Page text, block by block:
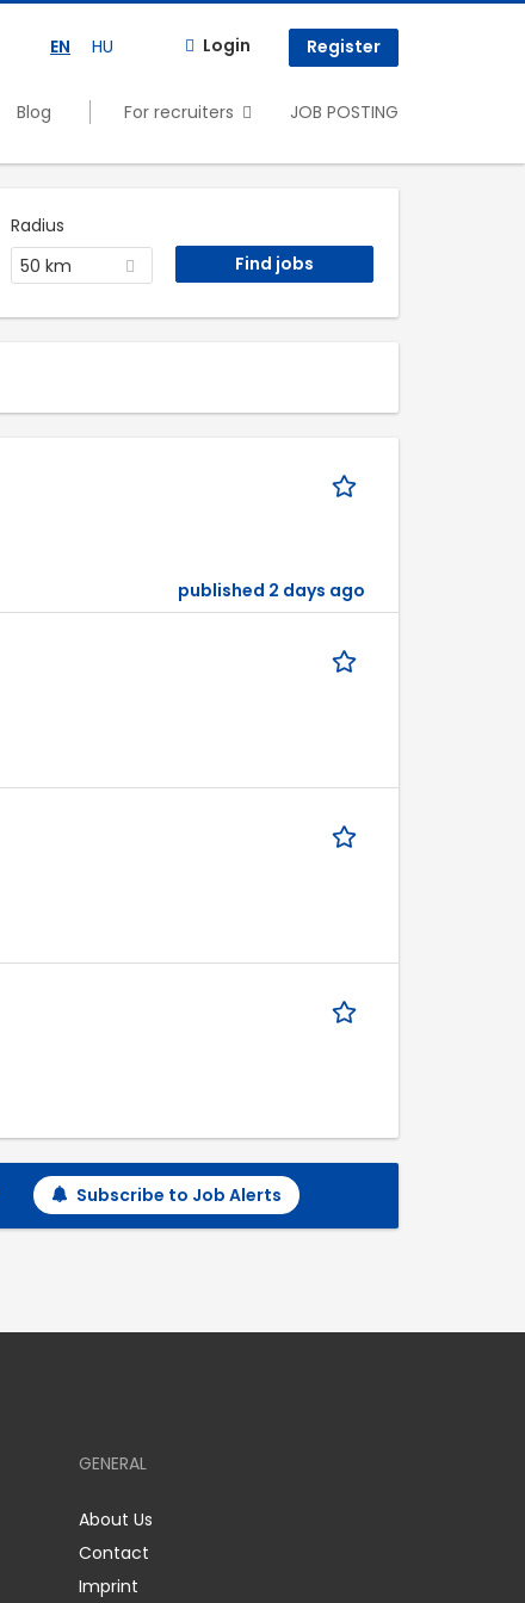
EN HU Login Register
Blog For recruiters JOB POSTING
Radius
50 km
published 2 days ago
Subscribe to Job Alerts
GENERAL
About Us
Contact
Imprint